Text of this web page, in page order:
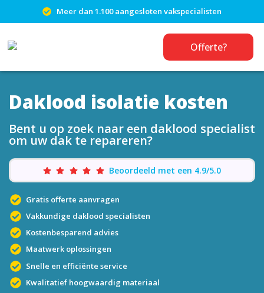
Meer dan 1.100 aangesloten vakspecialisten
Offerte?
Daklood isolatie kosten
Bent u op zoek naar een daklood specialist
om uw dak te repareren?
Beoordeeld met een 4.9/5.0
Gratis offerte aanvragen
Vakkundige daklood specialisten
Kostenbesparend advies
Maatwerk oplossingen
Snelle en efficiënte service
Kwalitatief hoogwaardig materiaal